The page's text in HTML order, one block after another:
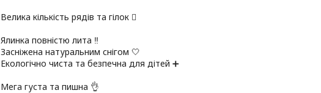
Велика кількість рядів та гілок 🪾
Ялинка повністю лита ‼️
Засніжена натуральним снігом 🤍
Екологічно чиста та безпечна для дітей ➕
Мега густа та пишна 👌